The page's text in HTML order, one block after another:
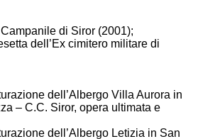
di Siror (2001);
dell’Ex cimitero militare di
dell’Albergo Villa Aurora in
– C.C. Siror, opera ultimata e
dell’Albergo Letizia in San